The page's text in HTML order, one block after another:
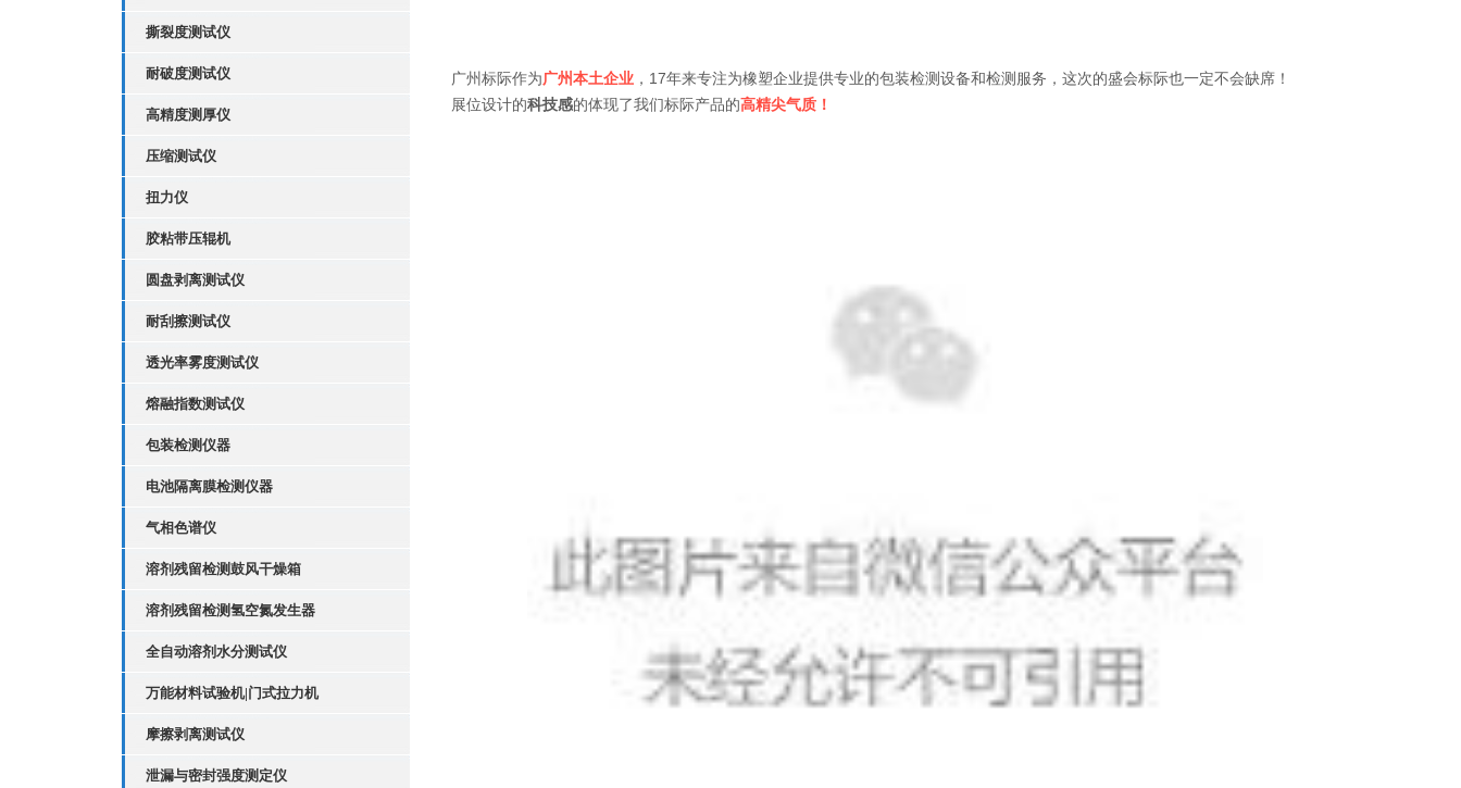
撕裂度测试仪
耐破度测试仪
高精度测厚仪
压缩测试仪
扭力仪
胶粘带压辊机
圆盘剥离测试仪
耐刮擦测试仪
透光率雾度测试仪
熔融指数测试仪
包装检测仪器
电池隔离膜检测仪器
气相色谱仪
溶剂残留检测鼓风干燥箱
溶剂残留检测氢空氮发生器
全自动溶剂水分测试仪
万能材料试验机|门式拉力机
摩擦剥离测试仪
泄漏与密封强度测定仪
广州标际作为广州本土企业 ，17年来专注为橡塑企业提供专业的包装检测设备和检测服务，这次的盛会标际也一定不会缺席！
展位设计的科技感的体现了我们标际产品的高精尖气质！